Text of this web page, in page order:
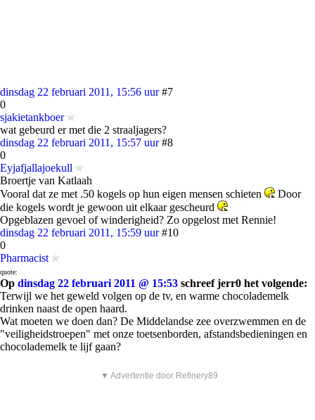
dinsdag 22 februari 2011, 15:56 uur #7
0
sjakietankboer
wat gebeurd er met die 2 straaljagers?
dinsdag 22 februari 2011, 15:57 uur #8
0
Eyjafjallajoekull
Broertje van Katlaah
Vooral dat ze met .50 kogels op hun eigen mensen schieten
Door
die kogels wordt je gewoon uit elkaar gescheurd
Opgeblazen gevoel of winderigheid? Zo opgelost met Rennie!
dinsdag 22 februari 2011, 15:59 uur #10
0
Pharmacist
quote:
Op dinsdag 22 februari 2011 @ 15:53 schreef jerr0 het volgende:
Terwijl we het geweld volgen op de tv, en warme chocolademelk
drinken naast de open haard.
Wat moeten we doen dan? De Middelandse zee overzwemmen en de
"veiligheidstroepen" met onze toetsenborden, afstandsbedieningen en
chocolademelk te lijf gaan?
▼ Advertentie door Refinery89